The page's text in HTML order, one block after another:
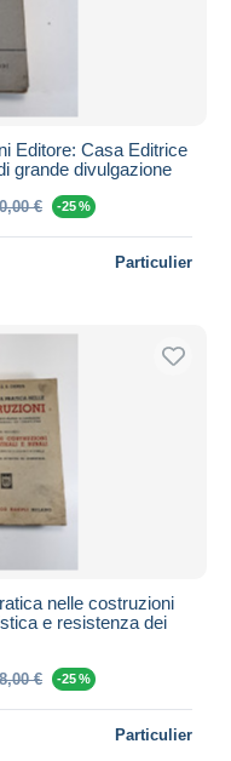
Editore: Casa Editrice
grande divulgazione
€ -25 %
Particulier
nelle costruzioni
e resistenza dei
€ -25 %
Particulier